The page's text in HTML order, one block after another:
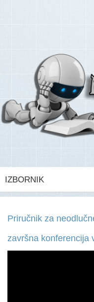
IZBORNIK
Priručnik za
završna konferencija